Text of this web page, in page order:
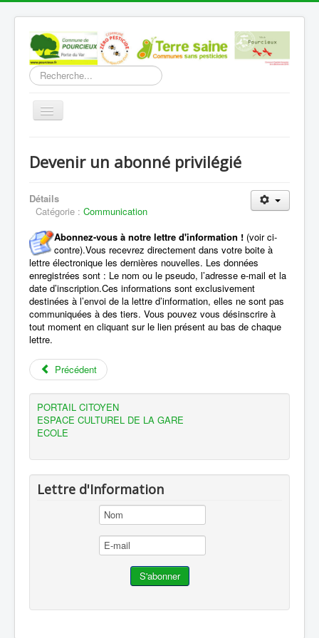
Rechercher
Basculer
Découverte
Vie Municipale
Vie locale
Infos pratiques
Communication
Vous êtes ici : Accueil
Communication
Devenir un abonné privilégié
Devenir un abonné privilégié
Détails
Catégorie : Communication
Abonnez-vous à notre lettre d'information ! (voir ci-
contre).Vous recevrez directement dans votre boite à
lettre électronique les dernières nouvelles. Les données
enregistrées sont : Le nom ou le pseudo, l’adresse e-mail et la
date d’inscription.Ces informations sont exclusivement
destinées à l’envoi de la lettre d’information, elles ne sont pas
communiquées à des tiers. Vous pouvez vous désinscrire à
tout moment en cliquant sur le lien présent au bas de chaque
lettre.
Précédent
PORTAIL CITOYEN
ESPACE CULTUREL DE LA GARE
ECOLE
Lettre d'Information